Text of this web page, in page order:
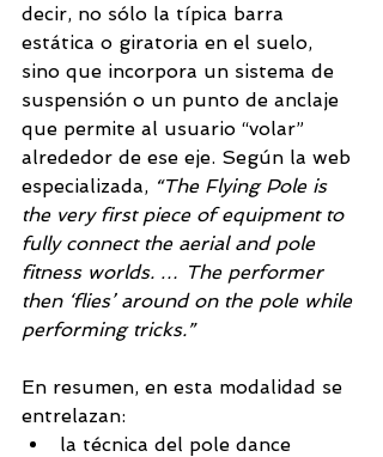
decir, no sólo la típica barra
estática o giratoria en el suelo,
sino que incorpora un sistema de
suspensión o un punto de anclaje
que permite al usuario “volar”
alrededor de ese eje. Según la web
especializada, “The Flying Pole is
the very first piece of equipment to
fully connect the aerial and pole
fitness worlds. … The performer
then ‘flies’ around on the pole while
performing tricks.”
En resumen, en esta modalidad se
entrelazan:
la técnica del pole dance